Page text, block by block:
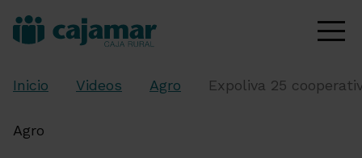
Inicio Videos Agro Expoliva 25
Agro